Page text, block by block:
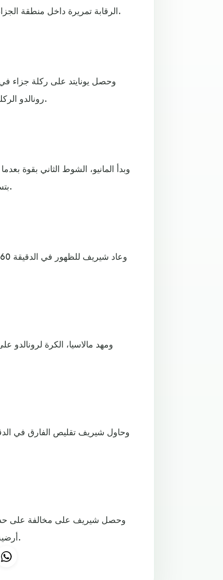
الرقابة تمريرة داخل منطقة الجزاء، مسددا كرة أرضية أبعدها راديليتش من على خط المرمى.
رونالدو الركلة بنجاح، لينتهي الشوط الأول بتقدم مانشستر يونايتد بهدفين.
بتسديدة أرضية من داخل المنطقة، تألق كوفال في التصدي لها.
أرضية قوية أمسك بها دي خيا، لينتهي اللقاء بفوز مانشستر يونايتد.